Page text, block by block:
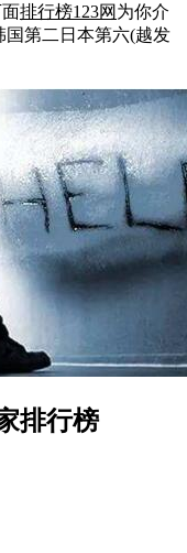
排行榜123网 为你介
国第二日本第六(越发
排行榜